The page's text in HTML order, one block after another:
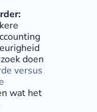
doen
versus
wat het